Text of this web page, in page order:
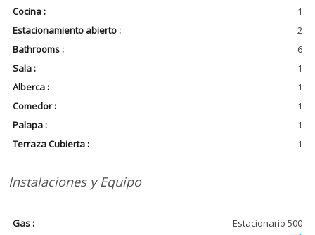
Cocina :
1
Estacionamiento abierto :
2
Bathrooms :
6
Sala :
1
Alberca :
1
Comedor :
1
Palapa :
1
Terraza Cubierta :
1
Instalaciones y Equipo
Gas :
Estacionario 500